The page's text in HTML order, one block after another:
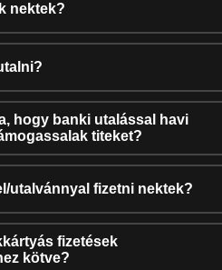
nektek?
hogy banki utalással havi
titeket?
utalvánnyal fizetni nektek?
fizetések
kötve?